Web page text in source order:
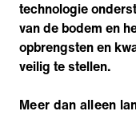
technologie
van de bodem en
opbrengsten en
veilig te stellen.
Meer dan alleen